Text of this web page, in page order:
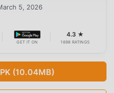
5, 2026
GET IT ON
4.3 ★
1698 RATINGS
(10.04MB)